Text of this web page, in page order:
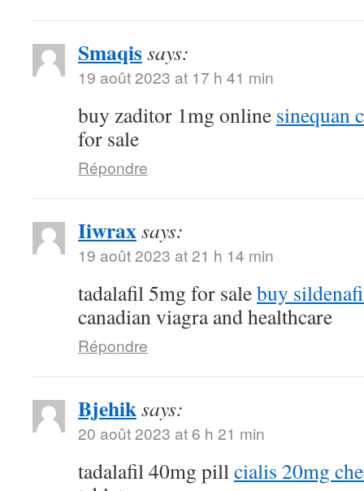
Smaqissays:
19 août 2023 at 17 h 41 min
buy zaditor 1mg online sinequan
for sale
Répondre
Iiwraxsays:
19 août 2023 at 21 h 14 min
tadalafil 5mg for salebuy
canadian viagra and healthcare
Répondre
Bjehiksays:
20 août 2023 at 6 h 21 min
tadalafil 40mg pillcialis 20mg